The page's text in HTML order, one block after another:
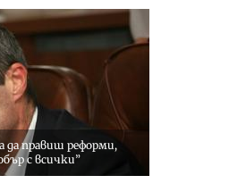
да правиш реформи,
с всички”